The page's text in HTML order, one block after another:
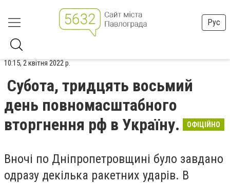
Рус
10:15, 2 квітня 2022 р.
Субота, тридцять восьмий
день повномасштабного
вторгнення рф в Україну.
ОФІЦІЙНО
Вночі по Дніпропетровщині було завдано
одразу декілька ракетних ударів. В